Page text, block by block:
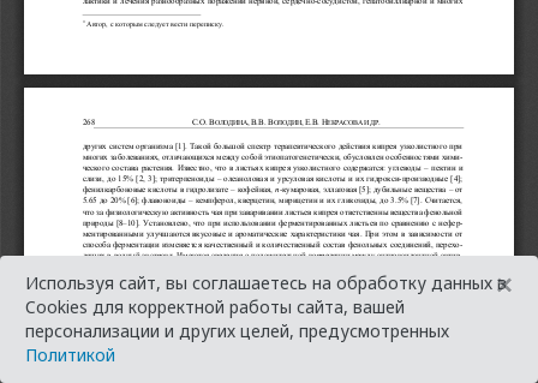
Используя сайт, вы соглашаетесь на обработку данных в
Cookies для корректной работы сайта, вашей
персонализации и других целей, предусмотренных
Политикой
×